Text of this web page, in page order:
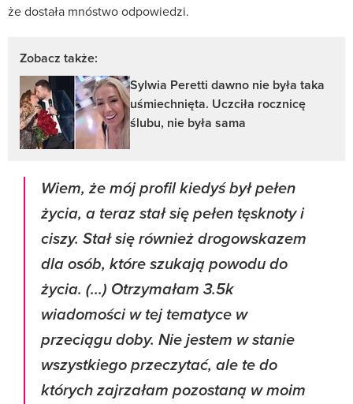
że dostała mnóstwo odpowiedzi.
Zobacz także:
Sylwia Peretti dawno nie była taka
uśmiechnięta. Uczciła rocznicę
ślubu, nie była sama
Wiem, że mój profil kiedyś był pełen
życia, a teraz stał się pełen tęsknoty i
ciszy. Stał się również drogowskazem
dla osób, które szukają powodu do
życia. (...) Otrzymałam 3.5k
wiadomości w tej tematyce w
przeciągu doby. Nie jestem w stanie
wszystkiego przeczytać, ale te do
których zajrzałam pozostaną w moim